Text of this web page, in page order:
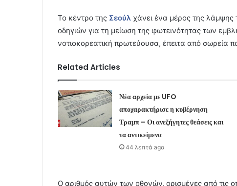
Το κέντρο της Σεούλ χάνει ένα μέρος της λάμψης
οδηγιών για τη μείωση της φωτεινότητας των
νοτιοκορεατική πρωτεύουσα, έπειτα από σωρεία
Related Articles
Νέα αρχεία με UFO
αποχαρακτήρισε η κυβέρνηση
Τραμπ – Οι ανεξήγητες θεάσεις και
τα αντικείμενα
44 λεπτά ago
Ο αριθμός αυτών των οθονών, ορισμένες από τις